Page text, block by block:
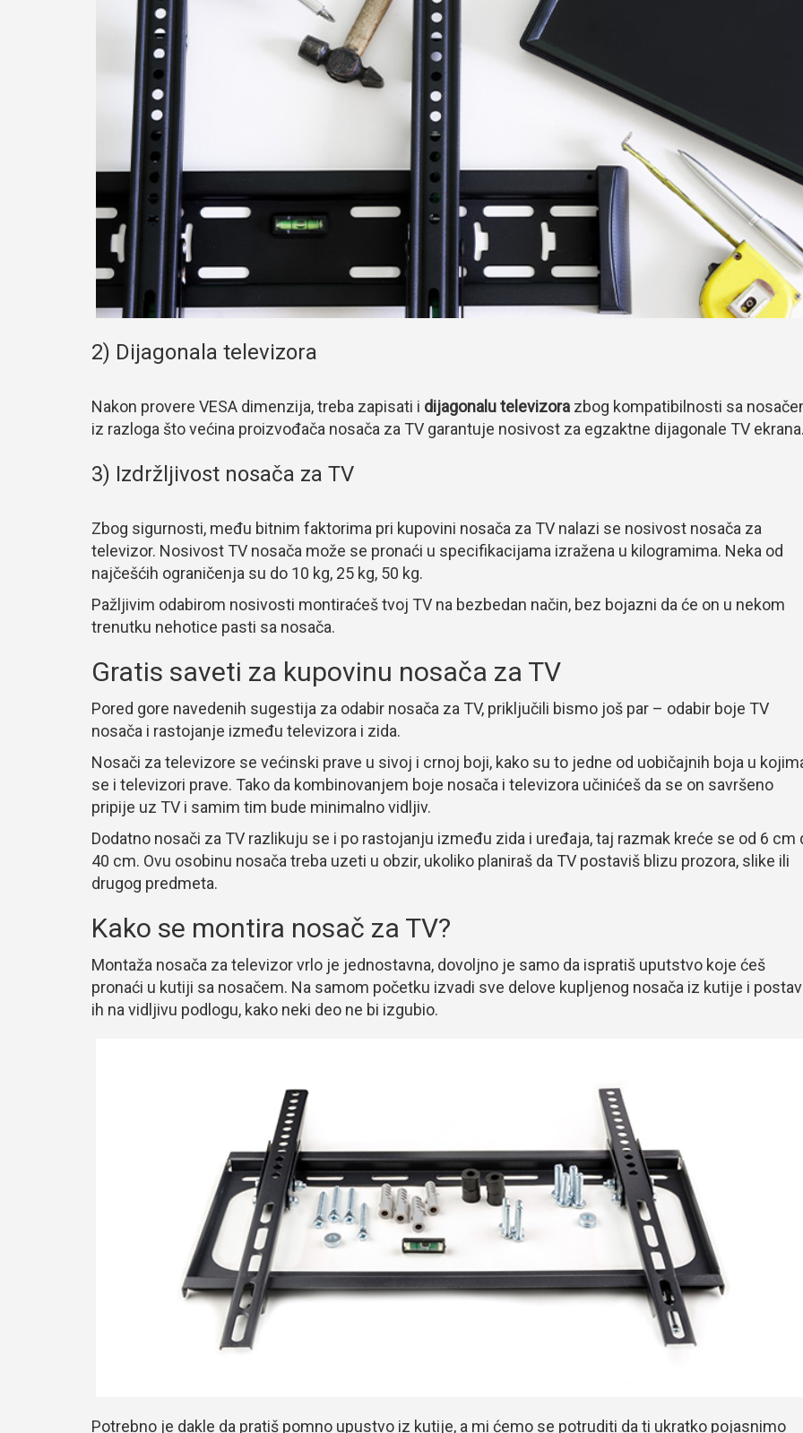
2) Dijagonala televizora
Nakon provere VESA dimenzija, treba zapisati i dijagonalu televizora zbog kompatibilnosti sa
iz razloga što većina proizvođača nosača za TV garantuje nosivost za egzaktne dijagonale TV
3) Izdržljivost nosača za TV
Zbog sigurnosti, među bitnim faktorima pri kupovini nosača za TV nalazi se nosivost nosača za
televizor. Nosivost TV nosača može se pronaći u specifikacijama izražena u kilogramima. Neka od
najčešćih ograničenja su do 10 kg, 25 kg, 50 kg.
Pažljivim odabirom nosivosti montiraćeš tvoj TV na bezbedan način, bez bojazni da će on u nekom
trenutku nehotice pasti sa nosača.
Gratis saveti za kupovinu nosača za TV
Pored gore navedenih sugestija za odabir nosača za TV, priključili bismo još par – odabir boje TV
nosača i rastojanje između televizora i zida.
Nosači za televizore se većinski prave u sivoj i crnoj boji, kako su to jedne od uobičajnih boja u
se i televizori prave. Tako da kombinovanjem boje nosača i televizora učinićeš da se on savršeno
pripije uz TV i samim tim bude minimalno vidljiv.
Dodatno nosači za TV razlikuju se i po rastojanju između zida i uređaja, taj razmak kreće se od 6 cm
40 cm. Ovu osobinu nosača treba uzeti u obzir, ukoliko planiraš da TV postaviš blizu prozora, slike ili
drugog predmeta.
Kako se montira nosač za TV?
Montaža nosača za televizor vrlo je jednostavna, dovoljno je samo da ispratiš uputstvo koje ćeš
pronaći u kutiji sa nosačem. Na samom početku izvadi sve delove kupljenog nosača iz kutije i
ih na vidljivu podlogu, kako neki deo ne bi izgubio.
Potrebno je dakle da pratiš pomno upustvo iz kutije, a mi ćemo se potruditi da ti ukratko pojasnimo